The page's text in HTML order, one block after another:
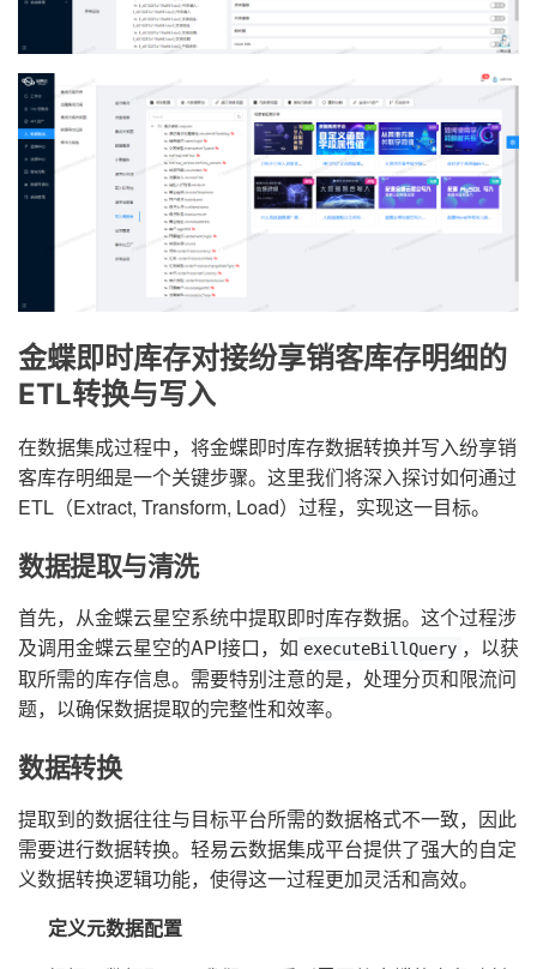
金蝶即时库存对接纷享销客库存明细的
ETL转换与写入
在数据集成过程中，将金蝶即时库存数据转换并写入纷享销
客库存明细是一个关键步骤。这里我们将深入探讨如何通过
ETL（Extract, Transform, Load）过程，实现这一目标。
数据提取与清洗
首先，从金蝶云星空系统中提取即时库存数据。这个过程涉
及调用金蝶云星空的API接口，如 executeBillQuery ，以获
取所需的库存信息。需要特别注意的是，处理分页和限流问
题，以确保数据提取的完整性和效率。
数据转换
提取到的数据往往与目标平台所需的数据格式不一致，因此
需要进行数据转换。轻易云数据集成平台提供了强大的自定
义数据转换逻辑功能，使得这一过程更加灵活和高效。
定义元数据配置